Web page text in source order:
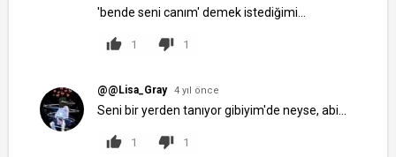
'bende seni canım' demek istediğimi...
1 1
@@Lisa_Gray 4 yıl önce
Seni bir yerden tanıyor gibiyim'de neyse, abi...
1 1